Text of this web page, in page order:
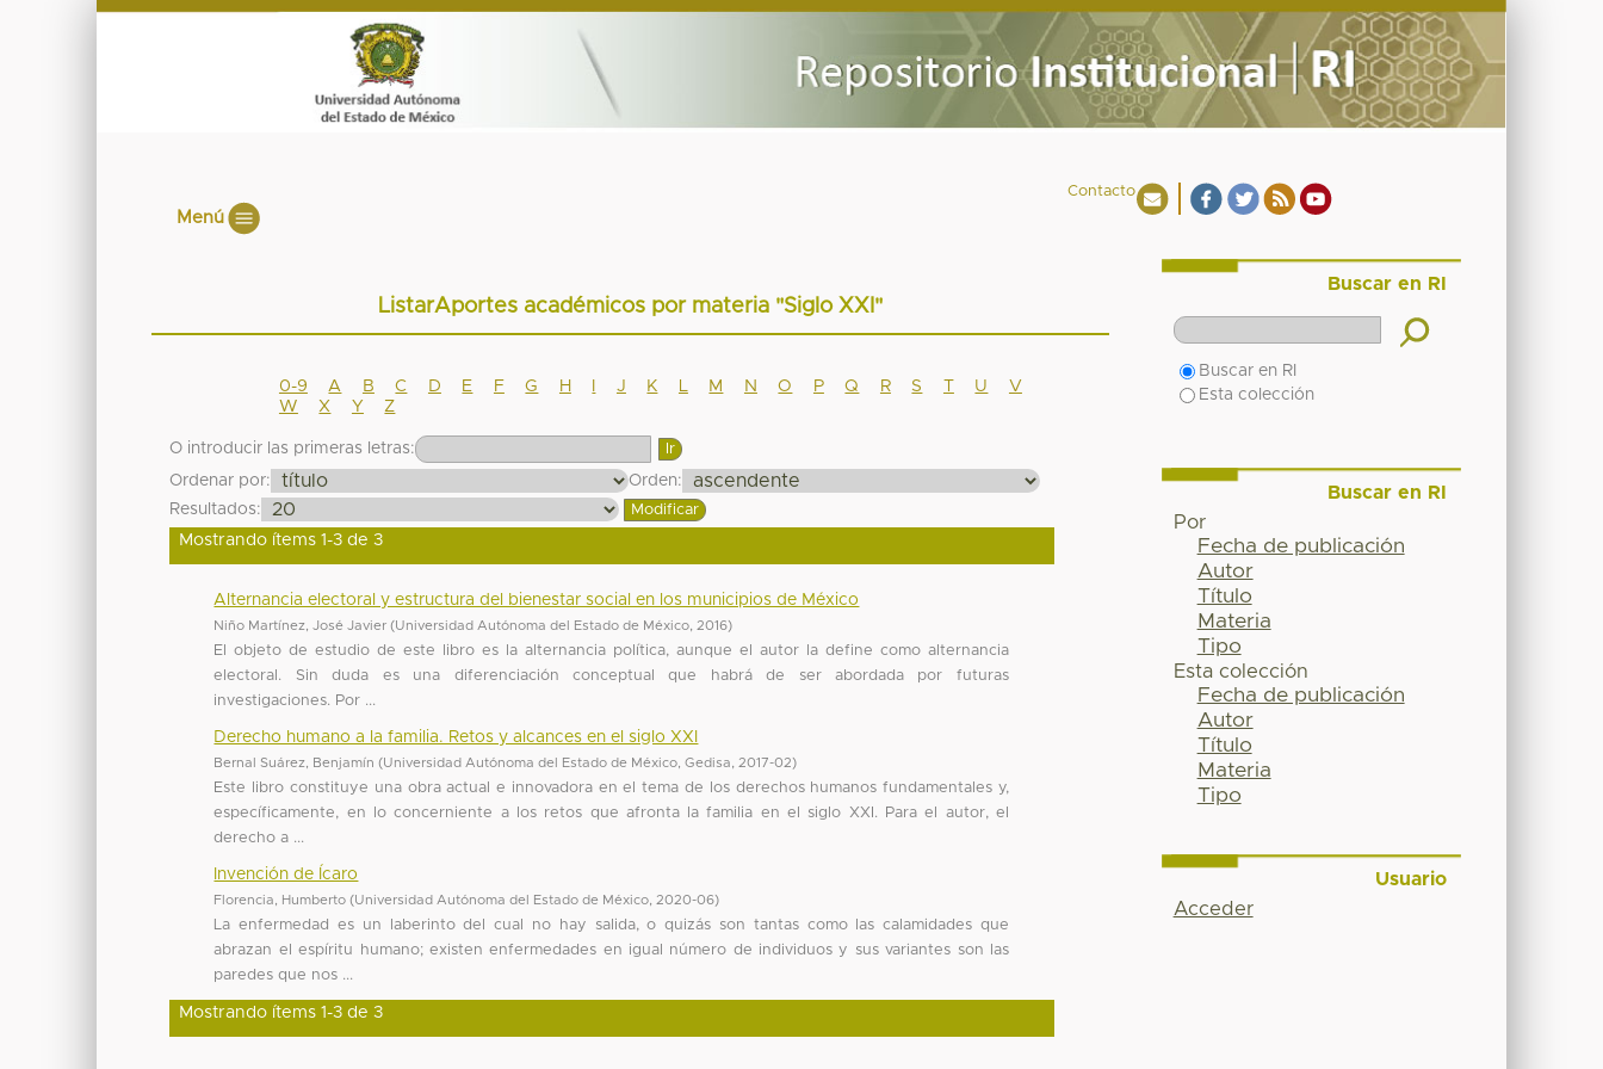
Contacto
Menú
ListarAportes académicos por materia "Siglo XXI"
0-9 A B C D E F G H J K M N O P Q R S T U
V
W
X Y Z
O introducir las primeras letras:
Ordenar por:
Orden:
Resultados:
Mostrando ítems 1-3 de 3
Alternancia electoral y estructura del bienestar social en los municipios de México
Niño Martínez, José Javier (Universidad Autónoma del Estado de México 2016)
El objeto de estudio de este libro es la alternancia política, aunque el autor la define como alternancia
electoral. Sin duda es una diferenciación conceptual que habrá de ser abordada por futuras
investigaciones. Por ...
Derecho humano a la familia. Retos y alcances en el siglo XXI
Bernal Suárez, Benjamín (Universidad Autónoma del Estado de México, Gedisa 2017-02)
Este libro constituye una obra actual e innovadora en el tema de los derechos humanos fundamentales y,
específicamente, en lo concerniente a los retos que afronta la familia en el siglo XXI. Para el autor, el
derecho a ...
Invención de Ícaro
Florencia, Humberto (Universidad Autónoma del Estado de México 2020-06)
La enfermedad es un laberinto del cual no hay salida, o quizás son tantas como las calamidades que
abrazan el espíritu humano; existen enfermedades en igual número de individuos y sus variantes son las
paredes que nos ...
Mostrando ítems 1-3 de 3
Buscar en RI
Buscar en RI
Esta colección
Buscar en RI
Por
Fecha de publicación
Autor
Título
Materia
Tipo
Esta colección
Fecha de publicación
Autor
Título
Materia
Tipo
Usuario
Acceder